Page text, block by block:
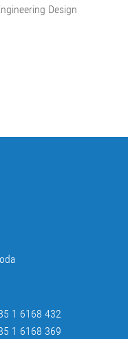
Design
1 6168 432
1 6168 369